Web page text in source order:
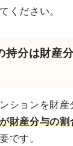
ください。
持分は財産
ションを財産
財産分与の
です。